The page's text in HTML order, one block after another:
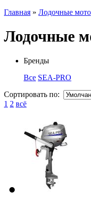
Главная » Лодочные
Лодочные
Бренды
Все SEA-PRO
Сортировать по:
1 2 всё